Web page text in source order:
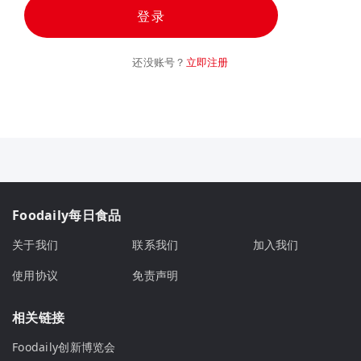
登录
还没账号？ 立即注册
Foodaily每日食品
关于我们 联系我们
加入我们
使用协议
免责声明
相关链接
Foodaily创新博览会